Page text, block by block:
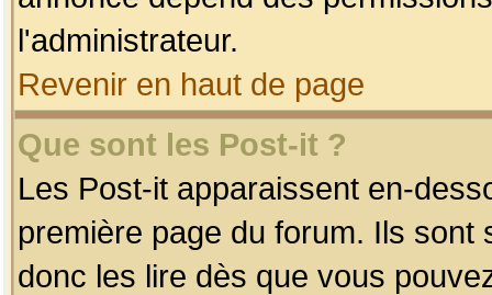
l'administrateur.
Revenir en haut de page
Que sont les Post-it ?
Les Post-it apparaissent en-
première page du forum. Ils
donc les lire dès que vous